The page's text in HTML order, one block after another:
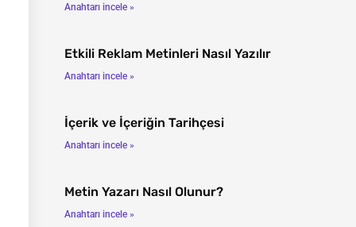
Anahtarı incele »
Etkili Reklam Metinleri Nasıl Yazılır
Anahtarı incele »
İçerik ve İçeriğin Tarihçesi
Anahtarı incele »
Metin Yazarı Nasıl Olunur?
Anahtarı incele »